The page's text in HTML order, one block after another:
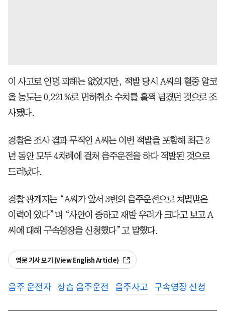
이 사고로 인명 피해는 없었지만, 적발 당시 A씨의 혈중 알코
올 농도는 0.221%로 면허취소 수치를 훌쩍 넘겼던 것으로 조
사됐다.
경찰은 조사 결과 무직인 A씨는 이번 적발을 포함해 최근 2
년 동안 모두 4차례에 걸쳐 음주운전을 하다 적발된 것으로
드러났다.
경찰 관계자는 “A씨가 앞서 3번의 음주운전으로 처벌받은
이력이 있다”며 “사안이 중하고 재발 우려가 크다고 보고 A
씨에 대해 구속영장을 신청했다”고 말했다.
영문 기사 보기 (View English Article)
음주 운전자 상습 음주운전 음주사고 구속영장 신청